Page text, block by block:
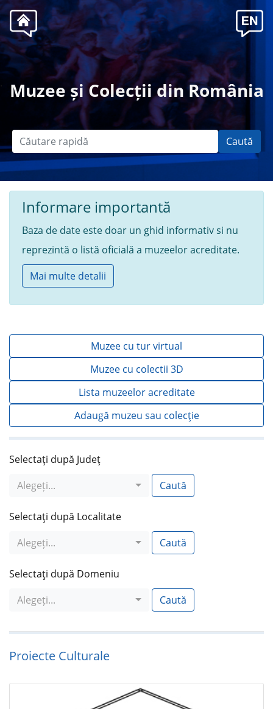
Muzee și Colecții din România
Caută
Informare importantă
Baza de date este doar un ghid informativ si nu
reprezintă o listă oficială a muzeelor acreditate.
Mai multe detalii
Muzee cu tur virtual
Muzee cu colectii 3D
Lista muzeelor acreditate
Adaugă muzeu sau colecţie
Selectaţi după Judeţ
Alegeți...
Caută
Selectaţi după Localitate
Alegeți...
Caută
Selectaţi după Domeniu
Alegeți...
Caută
Proiecte Culturale